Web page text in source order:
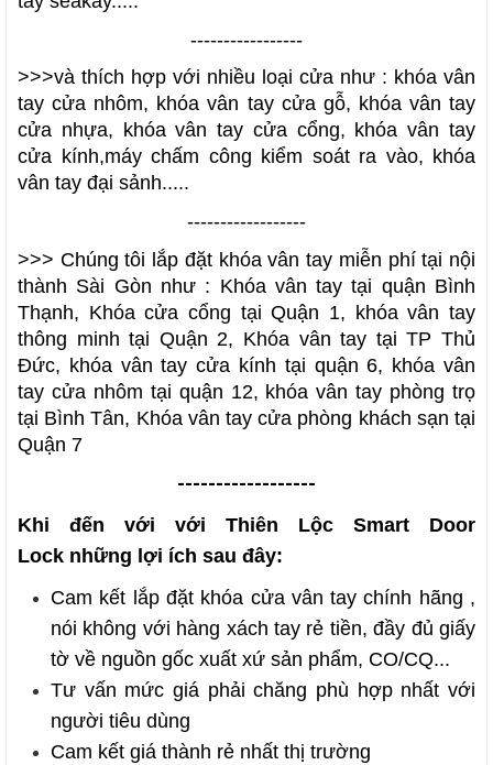
-----------------
>>>và thích hợp với nhiều loại cửa như : khóa vân
tay cửa nhôm, khóa vân tay cửa gỗ, khóa vân tay
cửa nhựa, khóa vân tay cửa cổng, khóa vân tay
cửa kính,máy chấm công kiểm soát ra vào, khóa
vân tay đại sảnh.....
------------------
>>> Chúng tôi lắp đặt khóa vân tay miễn phí tại nội
thành Sài Gòn như : Khóa vân tay tại quận Bình
Thạnh, Khóa cửa cổng tại Quận 1, khóa vân tay
thông minh tại Quận 2, Khóa vân tay tại TP Thủ
Đức, khóa vân tay cửa kính tại quận 6, khóa vân
tay cửa nhôm tại quận 12, khóa vân tay phòng trọ
tại Bình Tân, Khóa vân tay cửa phòng khách sạn tại
Quận 7
------------------
Khi đến với với Thiên Lộc Smart Door
Lock những lợi ích sau đây:
Cam kết lắp đặt khóa cửa vân tay chính hãng ,
nói không với hàng xách tay rẻ tiền, đầy đủ giấy
tờ về nguồn gốc xuất xứ sản phẩm, CO/CQ...
Tư vấn mức giá phải chăng phù hợp nhất với
người tiêu dùng
Cam kết giá thành rẻ nhất thị trường